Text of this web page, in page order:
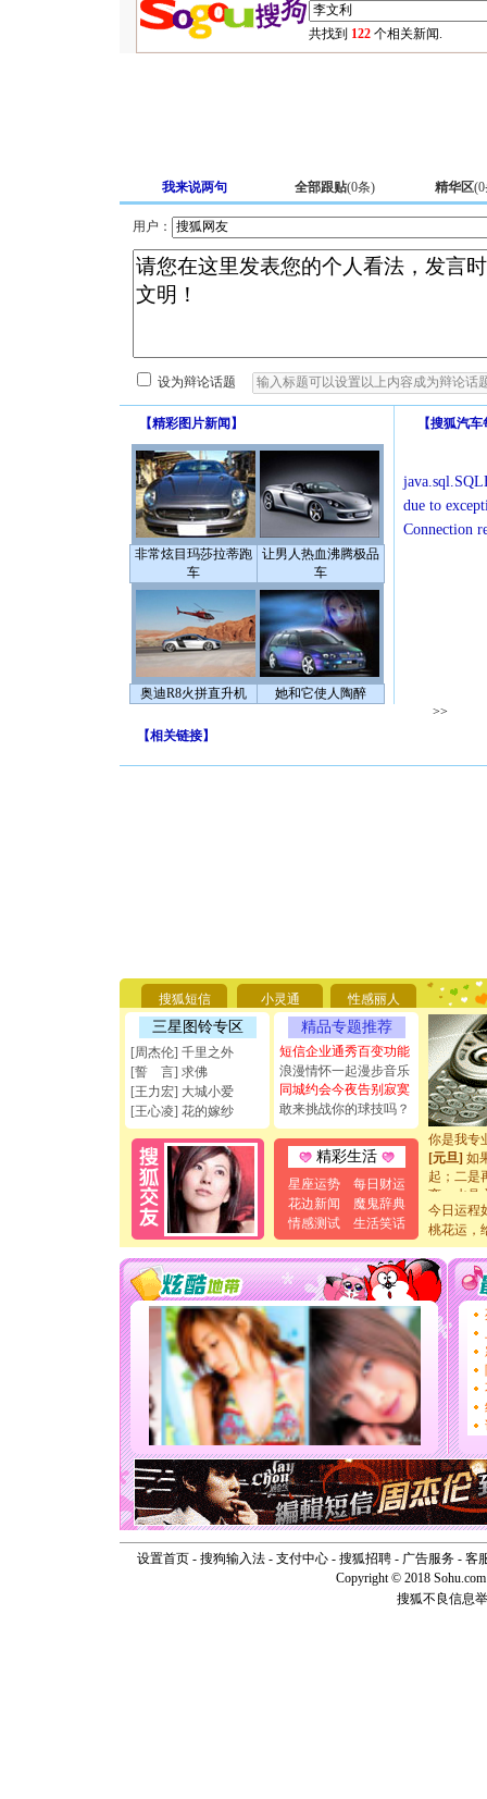
共找到 122 个相关新闻.
我来说两句 全部跟贴(0条) 精华区(0
用户：
设为辩论话题
【精彩图片新闻 】
非常炫目玛莎拉蒂跑
车
让男人热血沸腾极品
车
奥迪R8火拼直升机 她和它使人陶醉
【搜狐汽车
due to
Connection
>>
【相关链接】
搜狐短信 小灵通 性感丽人
三星图铃专区
[周杰伦] 千里之外
[誓 言] 求佛
[王力宏] 大城小爱
[王心凌] 花的嫁纱
精品专题推荐
短信企业通秀百变功能
浪漫情怀一起漫步音乐
同城约会今夜告别寂寞
敢来挑战你的球技吗？
精彩生活
星座运势
每日财运
花边新闻
魔鬼辞典
情感测试
生活笑话
要平安！
[圣诞节]
能正大
天都要快
[圣诞节]
如意,快
[元旦]看
断电。爱
你是我专
[元旦]如
起；二是
离。水晶
[元旦]当
泣，这痛
[春节]风
颜！冬
道一声平
[春节]
传
片叶子
送你一
[圣诞节]
你太多
要平安
[圣诞节]
能正大
天都要快
[圣诞节]
如意,快
[元旦]看
你是我专
[元旦] 如
起；二是
今日运程
桃花运，
设置首页- 搜狗输入法- 支付中心- 搜狐招聘- 广告服务- 客
Copyright © 2018
搜狐不良信息